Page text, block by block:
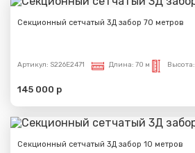
Секционный сетчатый 3Д забор 70 метров
Артикул: S226E2471 Длина: 70 м Высота:
145 000 р
Секционный сетчатый 3Д забор 10 метров